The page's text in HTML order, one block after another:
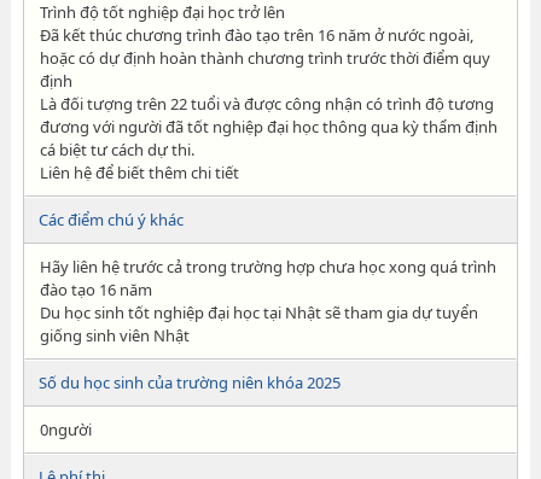
Trình độ tốt nghiệp đại học trở lên
Đã kết thúc chương trình đào tạo trên 16 năm ở nước ngoài,
hoặc có dự định hoàn thành chương trình trước thời điểm quy
định
Là đối tượng trên 22 tuổi và được công nhận có trình độ tương
đương với người đã tốt nghiệp đại học thông qua kỳ thẩm định
cá biệt tư cách dự thi.
Liên hệ để biết thêm chi tiết
Các điểm chú ý khác
Hãy liên hệ trước cả trong trường hợp chưa học xong quá trình
đào tạo 16 năm
Du học sinh tốt nghiệp đại học tại Nhật sẽ tham gia dự tuyển
giống sinh viên Nhật
Số du học sinh của trường niên khóa 2025
0người